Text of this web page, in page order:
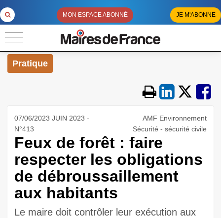
MON ESPACE ABONNÉ JE M'ABONNE
Pratique
07/06/2023 JUIN 2023 -
N°413
AMF Environnement
Sécurité - sécurité civile
Feux de forêt : faire
respecter les obligations
de débroussaillement
aux habitants
Le maire doit contrôler leur exécution aux